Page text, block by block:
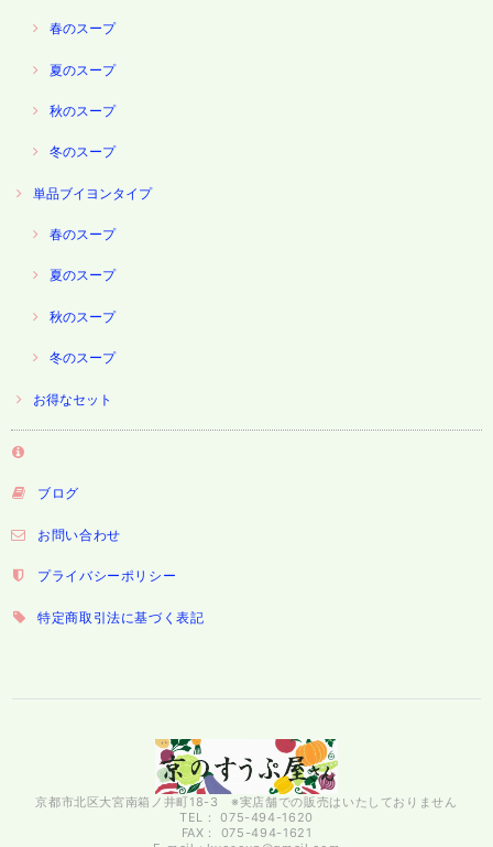
春のスープ
夏のスープ
秋のスープ
冬のスープ
単品ブイヨンタイプ
春のスープ
夏のスープ
秋のスープ
冬のスープ
お得なセット
ブログ
お問い合わせ
プライバシーポリシー
特定商取引法に基づく表記
京都市北区大宮南箱ノ井町18-3 ※実店舗での販売はいたしておりません
TEL： 075-494-1620
FAX： 075-494-1621